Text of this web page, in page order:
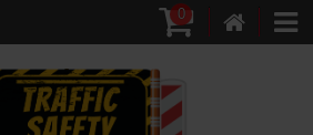
קטגוריות
קניות
0